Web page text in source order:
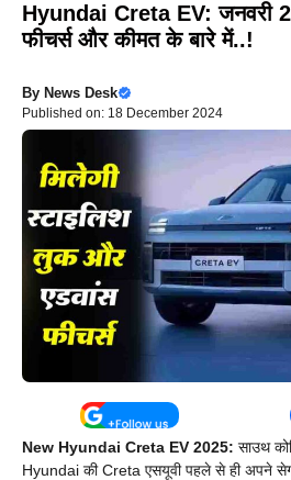
Hyundai Creta EV: जनवरी
फीचर्स और कीमत के बारे में..!
By News Desk
Published on: 18 December 2024
New Hyundai Creta EV 2025: साउथ
Hyundai की Creta एसयूवी पहले से ही अपने